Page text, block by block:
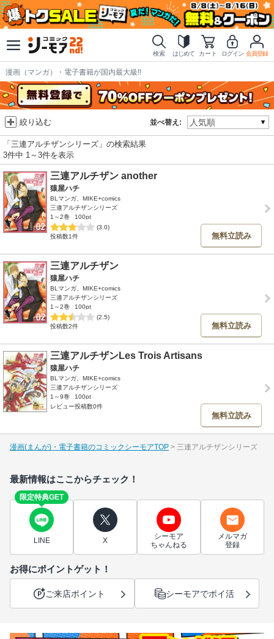
検索 はじめて カート ログイン 会員登録
漫画（マンガ）・電子書籍が国内最大級!!
並べ替え:
絞り込む
「三連アルチザンシリーズ」の検索結果
3件中 1～3件を表示
三連アルチザン another
猿屋ハチ
BLマンガ、MIKE+comics
三連アルチザンシリーズ
1～2巻
100pt
(3.0)
投稿数1件
無料立読み
三連アルチザン
猿屋ハチ
BLマンガ、MIKE+comics
三連アルチザンシリーズ
1～2巻
100pt
(2.5)
投稿数2件
無料立読み
三連アルチザンLes Trois Artisans
猿屋ハチ
BLマンガ、MIKE+comics
三連アルチザンシリーズ
1～9巻
100pt
レビュー投稿数0件
無料立読み
漫画(まんが)・電子書籍のコミックシーモアTOP 三連アルチザンシリーズ
最新情報はここからチェック！
限定特典GET
LINE X
シーモア
ちゃんねる
メルマガ
登録
お得にポイントゲット！
ご来店ポイント シーモアでポイ活